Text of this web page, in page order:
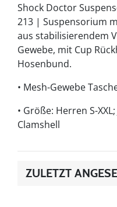
Shock Doctor
213 | Suspensorium
aus stabilisierendem
Gewebe, mit Cup
Hosenbund.
• Mesh-Gewebe
• Größe: Herren S-
Clamshell
ZULETZT